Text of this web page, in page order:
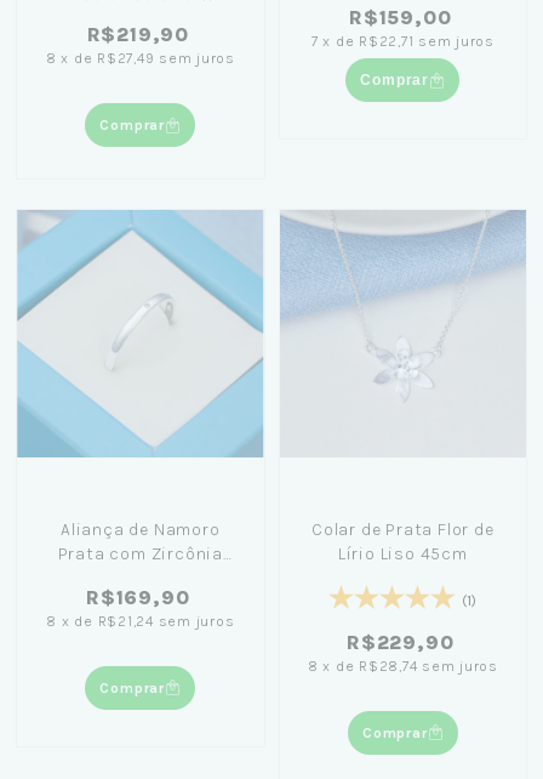
R$219,90
8 x de R$27,49 sem juros
Comprar
R$159,00
7 x de R$22,71 sem juros
Comprar
Aliança de Namoro
Prata com Zircônia
R$169,90
8 x de R$21,24 sem juros
Comprar
Colar de Prata Flor de
Lírio Liso 45cm
(1)
R$229,90
8 x de R$28,74 sem juros
Comprar